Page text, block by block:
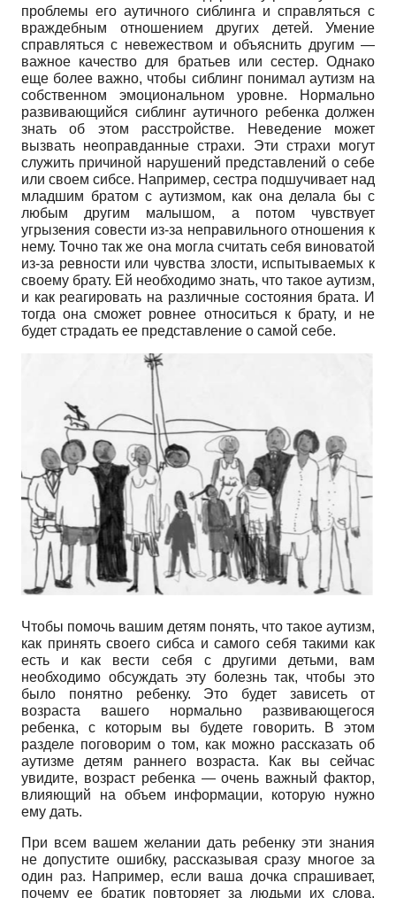
проблемы его аутичного сиблинга и справляться с
враждебным отношением других детей. Умение
справляться с невежеством и объяснить другим —
важное качество для братьев или сестер. Однако
еще более важно, чтобы сиблинг понимал аутизм на
собственном эмоциональном уровне. Нормально
развивающийся сиблинг аутичного ребенка должен
знать об этом расстройстве. Неведение может
вызвать неоправданные страхи. Эти страхи могут
служить причиной нарушений представлений о себе
или своем сибсе. Например, сестра подшучивает над
младшим братом с аутизмом, как она делала бы с
любым другим малышом, а потом чувствует
угрызения совести из-за неправильного отношения к
нему. Точно так же она могла считать себя виноватой
из-за ревности или чувства злости, испытываемых к
своему брату. Ей необходимо знать, что такое аутизм,
и как реагировать на различные состояния брата. И
тогда она сможет ровнее относиться к брату, и не
будет страдать ее представление о самой себе.
Чтобы помочь вашим детям понять, что такое аутизм,
как принять своего сибса и самого себя такими как
есть и как вести себя с другими детьми, вам
необходимо обсуждать эту болезнь так, чтобы это
было понятно ребенку. Это будет зависеть от
возраста вашего нормально развивающегося
ребенка, с которым вы будете говорить. В этом
разделе поговорим о том, как можно рассказать об
аутизме детям раннего возраста. Как вы сейчас
увидите, возраст ребенка — очень важный фактор,
влияющий на объем информации, которую нужно
ему дать.
При всем вашем желании дать ребенку эти знания
не допустите ошибку, рассказывая сразу многое за
один раз. Например, если ваша дочка спрашивает,
почему ее братик повторяет за людьми их слова,